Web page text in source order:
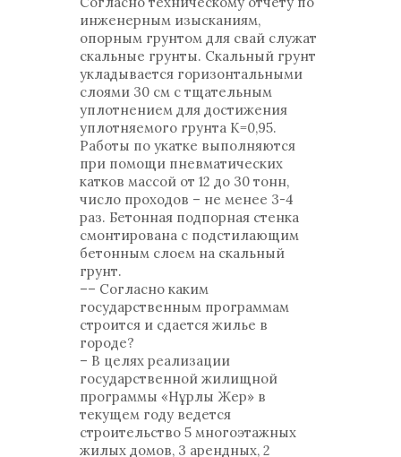
инженерным изысканиям,
опорным грунтом для свай служат
скальные грунты. Скальный грунт
укладывается горизонтальными
слоями 30 см с тщательным
уплотнением для достижения
уплотняемого грунта К=0,95.
Работы по укатке выполняются
при помощи пневматических
катков массой от 12 до 30 тонн,
число проходов – не менее 3-4
раз. Бетонная подпорная стенка
смонтирована с подстилающим
бетонным слоем на скальный
грунт.
–– Согласно каким
государственным программам
строится и сдается жилье в
городе?
– В целях реализации
государственной жилищной
программы «Нұрлы Жер» в
текущем году ведется
строительство 5 многоэтажных
жилых домов, 3 арендных, 2